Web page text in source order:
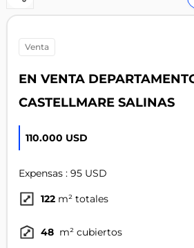
venta
EN VENTA
CASTELLMARE SALINAS
110.000 USD
Expensas : 95 USD
122 m² totales
48 m² cubiertos